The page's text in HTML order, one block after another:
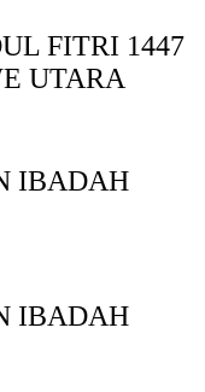
FITRI 1447
UTARA
IBADAH
IBADAH